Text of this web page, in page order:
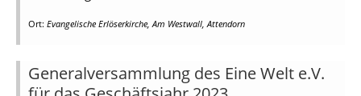
Ort: Evangelische Erlöserkirche, Am Westwall, Attendorn
Generalversammlung des Eine Welt e.V.